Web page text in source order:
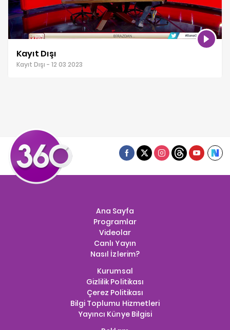
Kayıt Dışı
Kayıt Dışı - 12 03 2023
Ana Sayfa
Programlar
Videolar
Canlı Yayın
Nasıl İzlerim?
Kurumsal
Gizlilik Politikası
Çerez Politikası
Bilgi Toplumu Hizmetleri
Yayıncı Künye Bilgisi